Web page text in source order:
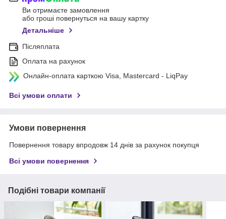
Ви отримаєте замовлення
або гроші повернуться на вашу картку
Детальніше
Післяплата
Оплата на рахунок
Онлайн-оплата карткою Visa, Mastercard - LiqPay
Всі умови оплати
Умови повернення
Повернення товару впродовж 14 днів за рахунок покупця
Всі умови повернення
Подібні товари компанії